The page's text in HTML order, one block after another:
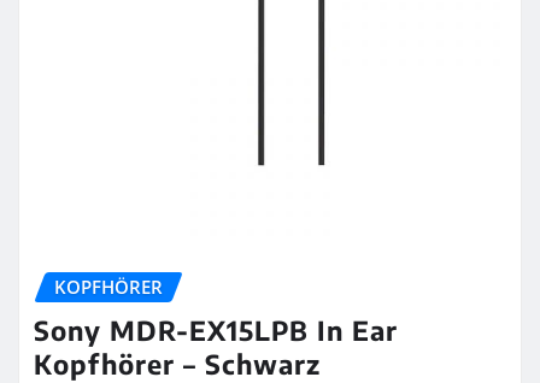
KOPFHÖRER
Sony MDR-EX15LPB In Ear
Kopfhörer – Schwarz